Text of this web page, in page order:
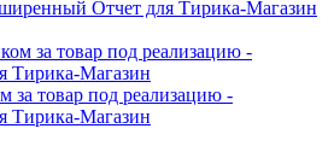
Отчет для Тирика-Магазин
за товар под реализацию -
Тирика-Магазин